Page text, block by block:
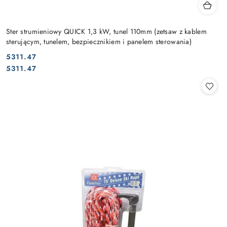
Ster strumieniowy QUICK 1,3 kW, tunel 110mm (zetsaw z kablem
sterującym, tunelem, bezpiecznikiem i panelem sterowania)
Cena:
5311.47
Cena:
5311.47